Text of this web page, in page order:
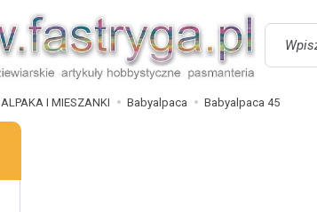
Wyszukaj
ALPAKA I MIESZANKI Babyalpaca Babyalpaca 45